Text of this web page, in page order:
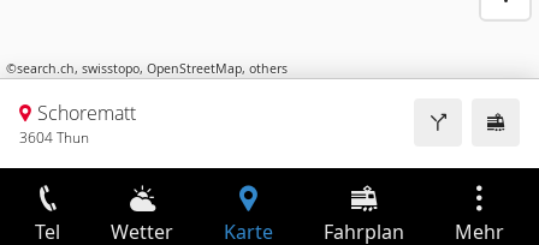
©search.ch, swisstopo, OpenStreetMap, others
Schorematt
3604 Thun
Tel Wetter Karte Fahrplan Mehr